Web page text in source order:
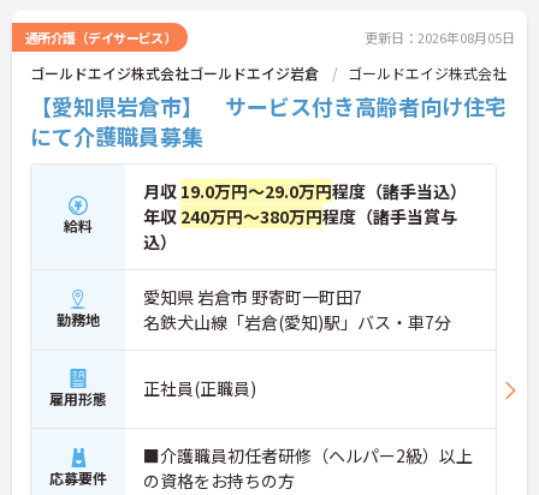
通所介護（デイサービス） 更新日：2026年08月05日
ゴールドエイジ株式会社ゴールドエイジ岩倉 ゴールドエイジ株式会社
【愛知県岩倉市】 サービス付き高齢者向け住宅
にて介護職員募集
給料
月収 19.0万円～29.0万円程度（諸手当込）
年収 240万円～380万円程度（諸手当賞与
込）
勤務地
愛知県 岩倉市 野寄町一町田7
名鉄犬山線「岩倉(愛知)駅」バス・車7分
雇用形態 正社員(正職員)
応募要件
■介護職員初任者研修（ヘルパー2級）以上
の資格をお持ちの方